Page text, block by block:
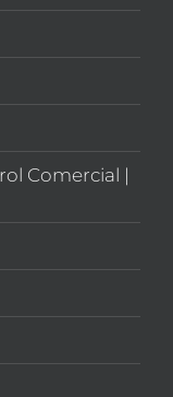
Comercial |